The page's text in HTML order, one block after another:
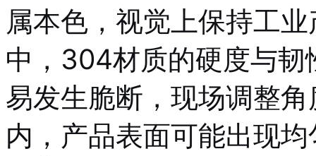
属本色，视觉上保持工
中，304材质的硬度与
易发生脆断，现场调整
内，产品表面可能出现